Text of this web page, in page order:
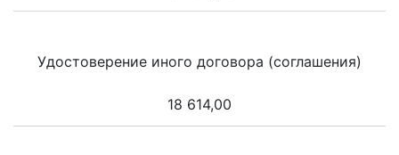
Удостоверение иного договора (соглашения)
18 614,00